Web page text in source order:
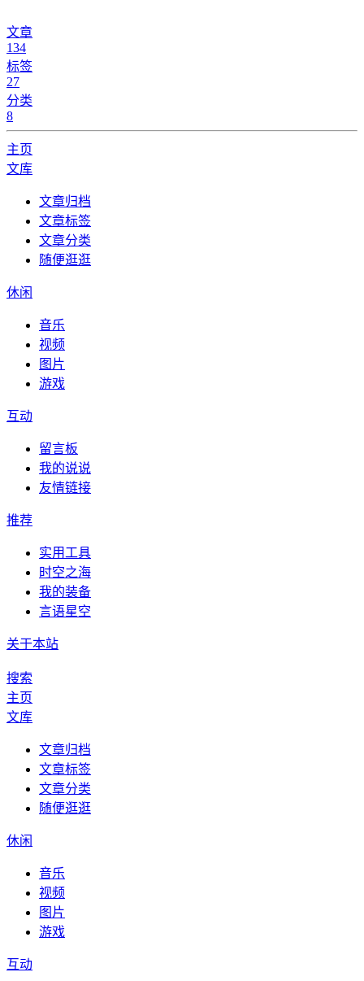
文章
134
标签
27
分类
8
主页
文库
文章归档
文章标签
文章分类
随便逛逛
休闲
音乐
视频
图片
游戏
互动
留言板
我的说说
友情链接
推荐
实用工具
时空之海
我的装备
言语星空
关于本站
搜索
主页
文库
文章归档
文章标签
文章分类
随便逛逛
休闲
音乐
视频
图片
游戏
互动